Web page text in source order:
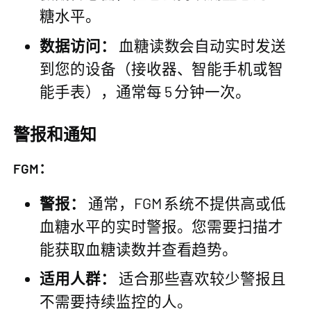
糖水平。
数据访问：
血糖读数会自动实时发送
到您的设备（接收器、智能手机或智
能手表），通常每 5 分钟一次。
警报和通知
FGM：
警报：
通常，FGM 系统不提供高或低
血糖水平的实时警报。您需要扫描才
能获取血糖读数并查看趋势。
适用人群：
适合那些喜欢较少警报且
不需要持续监控的人。